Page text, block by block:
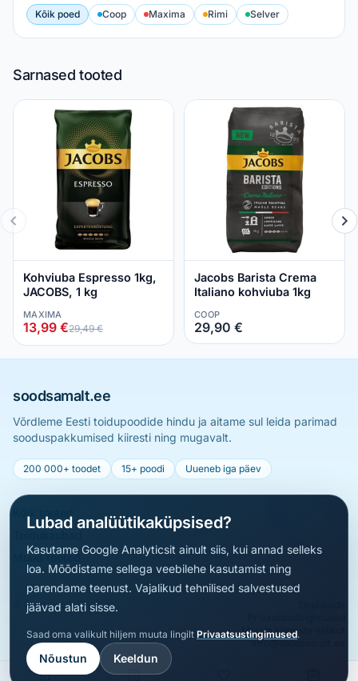
Kõik poed Coop Maxima Rimi Selver
Sarnased tooted
Kohviuba Espresso 1kg,
JACOBS, 1 kg
MAXIMA
13,99 €29,49 €
Jacobs Barista Crema
Italiano kohviuba 1kg
COOP
29,90 €
soodsamalt.ee
Võrdleme Eesti toidupoodide hindu ja aitame sul leida parimad
sooduspakkumised kiiresti ning mugavalt.
200 000+ toodet 15+ poodi Uueneb iga päev
Muud tooted
© 2026 soodsamalt.ee
Muuda küpsiste valikut
info@soodsamalt.ee
Lubad analüütikaküpsised?
Kasutame Google Analyticsit ainult siis, kui annad selleks
loa. Mõõdistame sellega veebilehe kasutamist ning
parendame teenust. Vajalikud tehnilised salvestused
jäävad alati sisse.
Saad oma valikult hiljem muuta lingilt Privaatsustingimused.
Nõustun Keeldun